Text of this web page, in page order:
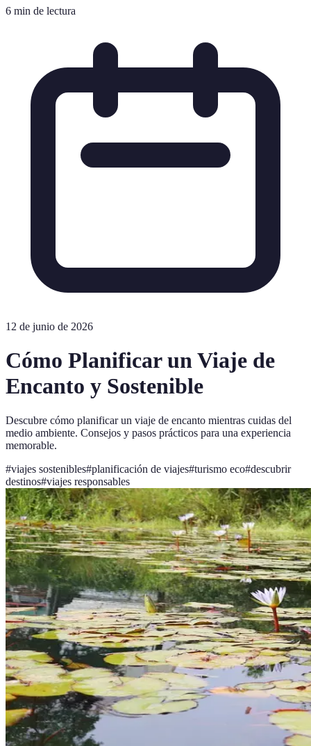
6 min de lectura
12 de junio de 2026
Cómo Planificar un Viaje de
Encanto y Sostenible
Descubre cómo planificar un viaje de encanto mientras cuidas del
medio ambiente. Consejos y pasos prácticos para una experiencia
memorable.
#viajes sostenibles#planificación de viajes#turismo eco#descubrir
destinos#viajes responsables